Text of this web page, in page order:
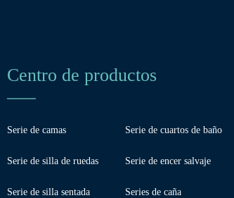
Centro de productos
Serie de camas
Serie de silla de ruedas
Serie de silla sentada
Serie de cuartos de baño
Serie de encer salvaje
Series de caña